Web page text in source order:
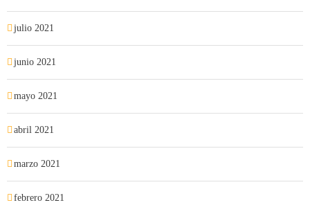
julio 2021
junio 2021
mayo 2021
abril 2021
marzo 2021
febrero 2021